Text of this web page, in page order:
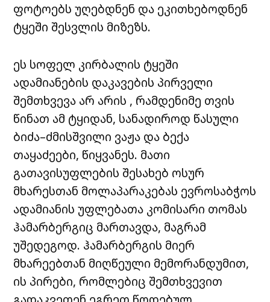
ფოტოებს უღებდნენ და ეკითხებოდნენ
ტყეში შესვლის მიზეზს.
ეს სოფელ კირბალის ტყეში
ადამიანების დაკავების პირველი
შემთხვევა არ არის , რამდენიმე თვის
წინათ ამ ტყიდან, სანადიროდ წასული
ბიძა–ძმისშვილი ვაჟა და ბექა
თაყაძეები, წიყვანეს. მათი
გათავისუფლების შესახებ ოსურ
მხარესთან მოლაპარაკებას ევროსაბჭოს
ადამიანის უფლებათა კომისარი თომას
ჰამარბერგიც მართავდა, მაგრამ
უშედეგოდ. ჰამარბერგის მიერ
მხარეებთან მიღწეული მემორანდუმით,
ის პირები, რომლებიც შემთხვევით